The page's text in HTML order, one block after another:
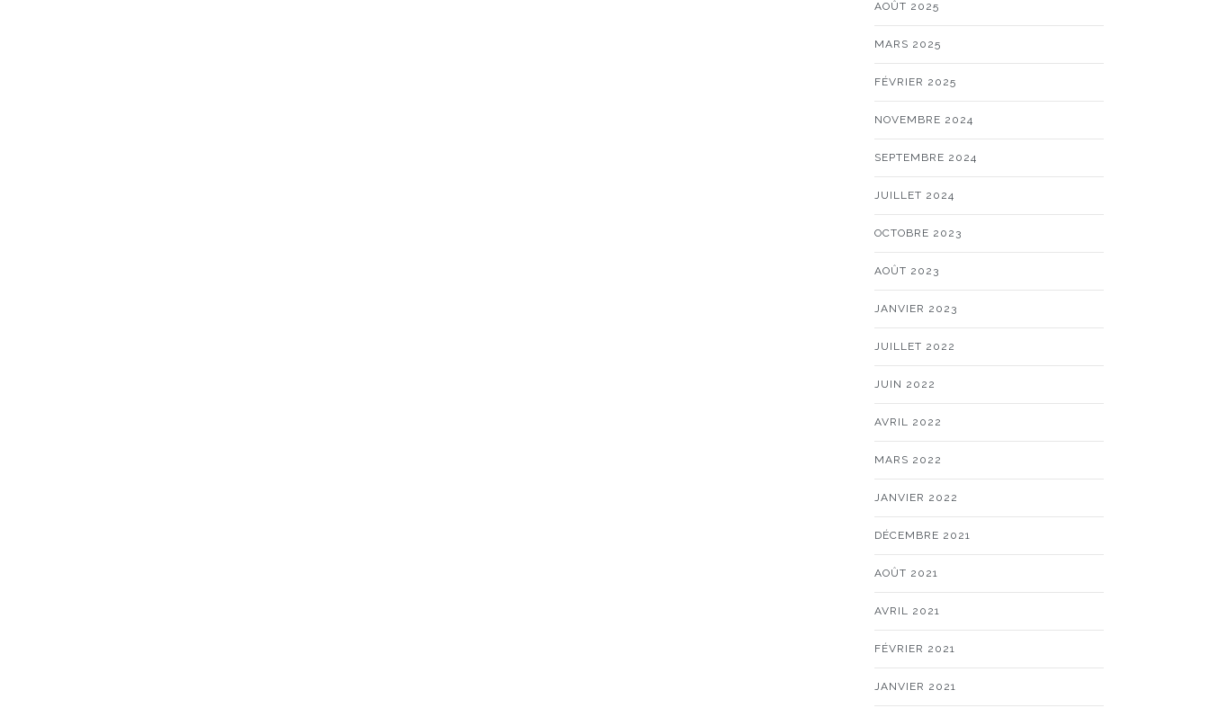
AOÛT 2025
MARS 2025
FÉVRIER 2025
NOVEMBRE 2024
SEPTEMBRE 2024
JUILLET 2024
OCTOBRE 2023
AOÛT 2023
JANVIER 2023
JUILLET 2022
JUIN 2022
AVRIL 2022
MARS 2022
JANVIER 2022
DÉCEMBRE 2021
AOÛT 2021
AVRIL 2021
FÉVRIER 2021
JANVIER 2021